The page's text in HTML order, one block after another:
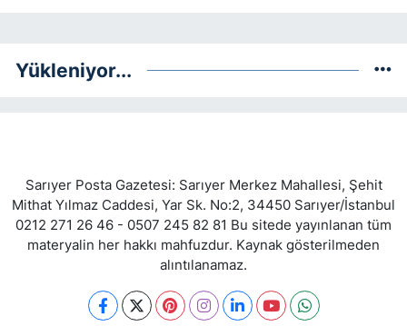
Yükleniyor...
Sarıyer Posta Gazetesi: Sarıyer Merkez Mahallesi, Şehit
Mithat Yılmaz Caddesi, Yar Sk. No:2, 34450 Sarıyer/İstanbul
0212 271 26 46 - 0507 245 82 81 Bu sitede yayınlanan tüm
materyalin her hakkı mahfuzdur. Kaynak gösterilmeden
alıntılanamaz.